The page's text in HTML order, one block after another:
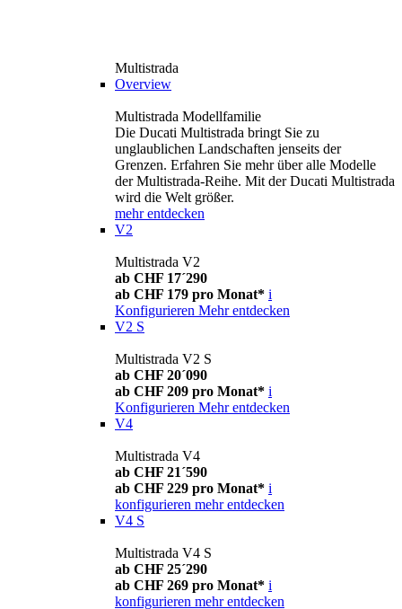
Multistrada
Overview
Multistrada Modellfamilie
Die Ducati Multistrada bringt Sie zu
unglaublichen Landschaften jenseits der
Grenzen. Erfahren Sie mehr über alle Modelle
der Multistrada-Reihe. Mit der Ducati Multistrada
wird die Welt größer.
mehr entdecken
V2
Multistrada V2
ab CHF 17´290
ab CHF 179 pro Monat* i
Konfigurieren Mehr entdecken
V2 S
Multistrada V2 S
ab CHF 20´090
ab CHF 209 pro Monat* i
Konfigurieren Mehr entdecken
V4
Multistrada V4
ab CHF 21´590
ab CHF 229 pro Monat* i
konfigurieren mehr entdecken
V4 S
Multistrada V4 S
ab CHF 25´290
ab CHF 269 pro Monat* i
konfigurieren mehr entdecken